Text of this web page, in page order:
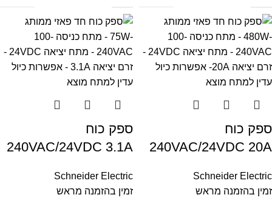
ספק כוח
240VAC/24VDC 20A
Schneider Electric
זמין בהזמנה מראש
ספק כוח
240VAC/24VDC 3.1A
Schneider Electric
זמין בהזמנה מראש